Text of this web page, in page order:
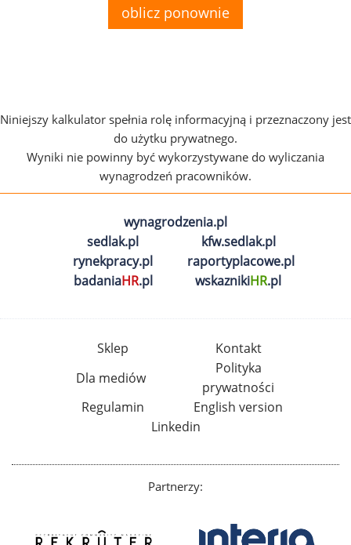
oblicz ponownie
Niniejszy kalkulator spełnia rolę informacyjną i przeznaczony jest
do użytku prywatnego.
Wyniki nie powinny być wykorzystywane do wyliczania
wynagrodzeń pracowników.
wynagrodzenia.pl
sedlak.pl
kfw.sedlak.pl
rynekpracy.pl
raportyplacowe.pl
badaniaHR.pl wskaznikiHR.pl
Sklep
Kontakt
Dla mediów
Polityka
prywatności
Regulamin
English version
Linkedin
Partnerzy: